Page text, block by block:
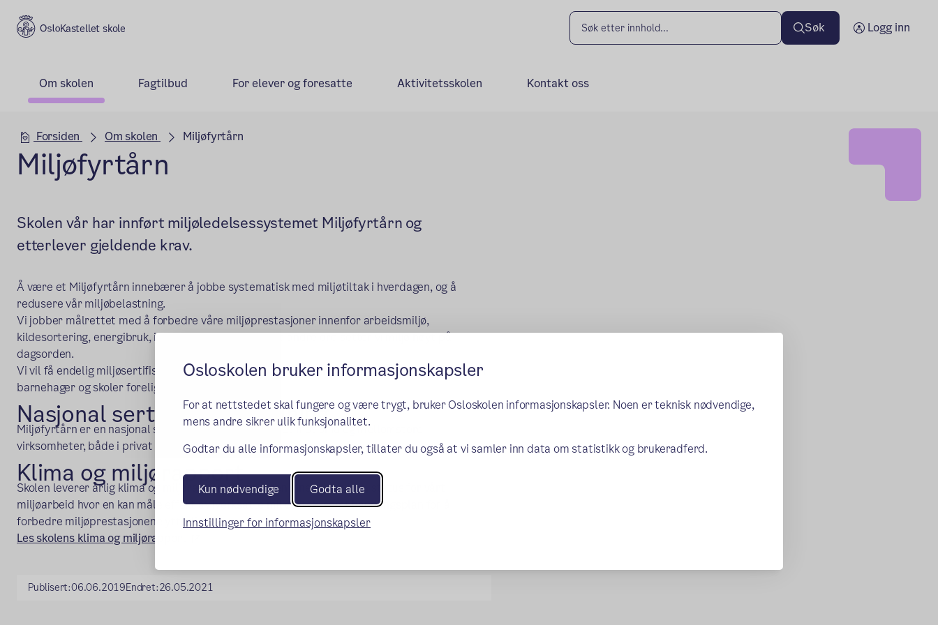
Osloskolen bruker informasjonskapsler
For at nettstedet skal fungere og være trygt, bruker Osloskolen informasjonskapsler. Noen er teknisk nødvendige,
mens andre sikrer ulik funksjonalitet.
Godtar du alle informasjonskapsler, tillater du også at vi samler inn data om statistikk og brukeradferd.
Kun nødvendige Godta alle
Innstillinger for informasjonskapsler
Kastellet skole Søk Logg inn
Om skolen Fagtilbud For elever og foresatte Aktivitetsskolen Kontakt oss
Hovedseksjon
Forsiden Om skolen Miljøfyrtårn
Miljøfyrtårn
Skolen vår har innført miljøledelsessystemet Miljøfyrtårn og
etterlever gjeldende krav.
Å være et Miljøfyrtårn innebærer å jobbe systematisk med miljøtiltak i hverdagen, og å
redusere vår miljøbelastning.
Vi jobber målrettet med å forbedre våre miljøprestasjoner innenfor arbeidsmiljø,
kildesortering, energibruk, innkjøp og transport. Med andre ord setter vi miljø høyt på
dagsorden.
Vi vil få endelig miljøsertifisering når godkjenning etter forskriften om miljørettet helsevern i
barnehager og skoler foreligger.
Nasjonal sertifiseringsordning
Miljøfyrtårn er en nasjonal sertifiseringsordning rettet mot små og mellomstore
virksomheter, både i privat og offentlig sektor.
Klima og miljørapport
Skolen leverer årlig klima og miljørapport. Rapporten inneholder bl.a. status for vårt
miljøarbeid hvor en kan måle effekt av iverksatte miljøtiltak, samt handlingsplan for å
forbedre miljøprestasjonene ytterligere.
Les skolens klima og miljørapport
Publisert:06.06.2019Endret:26.05.2021